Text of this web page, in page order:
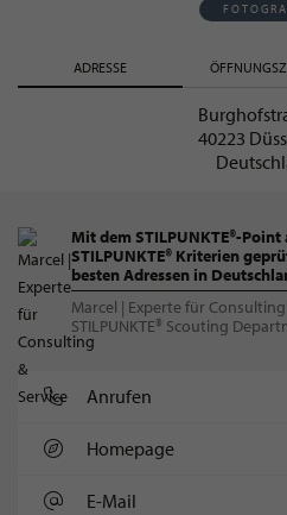
ADRESSE
40223
Mit dem STILPUNKTE®-
STILPUNKTE® Kriterien
besten Adressen in
Marcel | Experte für
STILPUNKTE® Scouting
Anrufen
Homepage
E-Mail